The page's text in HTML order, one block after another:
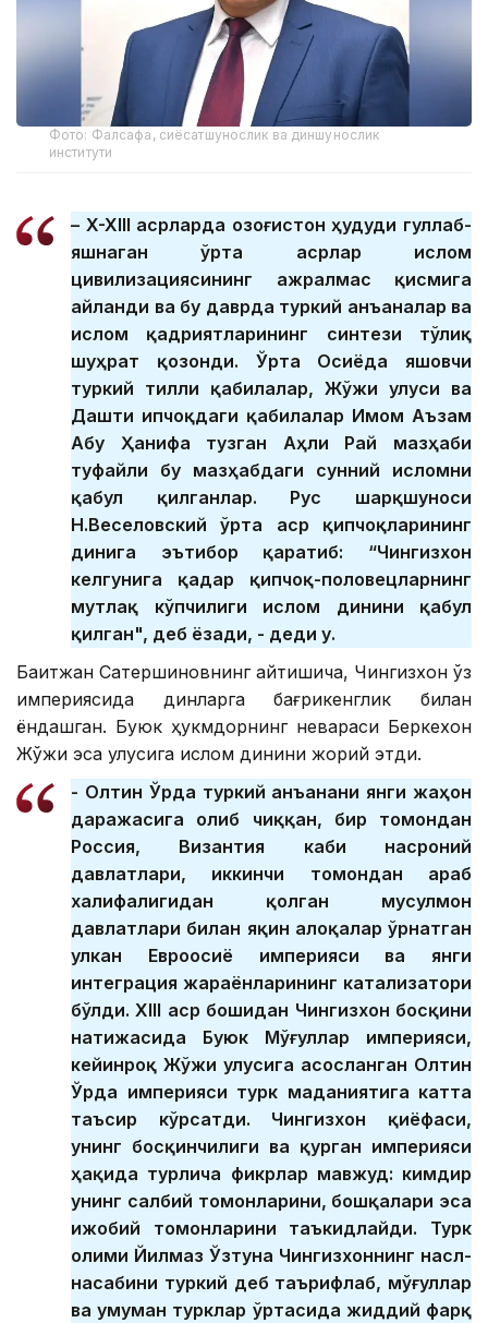
Фото: Фалсафа, сиёсатшунослик ва диншунослик
институти
– X-XIII асрларда Қозоғистон ҳудуди гуллаб-
яшнаган ўрта асрлар ислом
цивилизациясининг ажралмас қисмига
айланди ва бу даврда туркий анъаналар ва
ислом қадриятларининг синтези тўлиқ
шуҳрат қозонди. Ўрта Осиёда яшовчи
туркий тилли қабилалар, Жўжи улуси ва
Дашти Қипчоқдаги қабилалар Имом Аъзам
Абу Ҳанифа тузган Аҳли Рай мазҳаби
туфайли бу мазҳабдаги сунний исломни
қабул қилганлар. Рус шарқшуноси
Н.Веселовский ўрта аср қипчоқларининг
динига эътибор қаратиб: “Чингизхон
келгунига қадар қипчоқ-половецларнинг
мутлақ кўпчилиги ислом динини қабул
қилган", деб ёзади, - деди у.
Бақитжан Сатершиновнинг айтишича, Чингизхон ўз
империясида динларга бағрикенглик билан
ёндашган. Буюк ҳукмдорнинг невараси Беркехон
Жўжи эса улусига ислом динини жорий этди.
- Олтин Ўрда туркий анъанани янги жаҳон
даражасига олиб чиққан, бир томондан
Россия, Византия каби насроний
давлатлари, иккинчи томондан араб
халифалигидан қолган мусулмон
давлатлари билан яқин алоқалар ўрнатган
улкан Евроосиё империяси ва янги
интеграция жараёнларининг катализатори
бўлди. XIII аср бошидан Чингизхон босқини
натижасида Буюк Мўғуллар империяси,
кейинроқ Жўжи улусига асосланган Олтин
Ўрда империяси турк маданиятига катта
таъсир кўрсатди. Чингизхон қиёфаси,
унинг босқинчилиги ва қурган империяси
ҳақида турлича фикрлар мавжуд: кимдир
унинг салбий томонларини, бошқалари эса
ижобий томонларини таъкидлайди. Турк
олими Йилмаз Ўзтуна Чингизхоннинг насл-
насабини туркий деб таърифлаб, мўғуллар
ва умуман турклар ўртасида жиддий фарқ